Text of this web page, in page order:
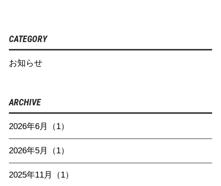
CATEGORY
お知らせ
ARCHIVE
2026年6月（1）
2026年5月（1）
2025年11月（1）